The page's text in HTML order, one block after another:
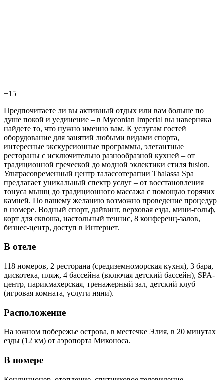
+15
Предпочитаете ли вы активный отдых или вам больше по
душе покой и уединение – в Myconian Imperial вы наверняка
найдете то, что нужно именно вам. К услугам гостей
оборудование для занятий любыми видами спорта,
интересные экскурсионные программы, элегантные
рестораны с исключительно разнообразной кухней – от
традиционной греческой до модной эклектики стиля fusion.
Ультрасовременный центр талассотерапии Thalassa Spa
предлагает уникальный спектр услуг – от восстановления
тонуса мышц до традиционного массажа с помощью горячих
камней. По вашему желанию возможно проведение процедур
в номере. Водный спорт, дайвинг, верховая езда, мини-гольф,
корт для сквоша, настольный теннис, 8 конференц-залов,
бизнес-центр, доступ в Интернет.
В отеле
118 номеров, 2 ресторана (средиземноморская кухня), 3 бара,
дискотека, пляж, 4 бассейна (включая детский бассейн), SPA-
центр, парикмахерская, тренажерный зал, детский клуб
(игровая комната, услуги няни).
Расположение
На южном побережье острова, в местечке Элия, в 20 минутах
езды (12 км) от аэропорта Миконоса.
В номере